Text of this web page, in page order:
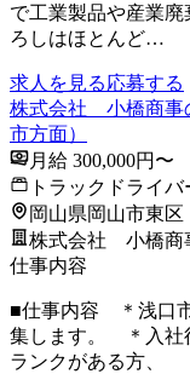
で工業製品や産業
ろしはほとんど…
求人を見る応募する
株式会社 小橋商事
市方面）
月給 300,000円〜
トラックドライバ
岡山県岡山市東区
株式会社 小橋商
仕事内容
■仕事内容 ＊浅口
集します。 ＊入社
ランクがある方、